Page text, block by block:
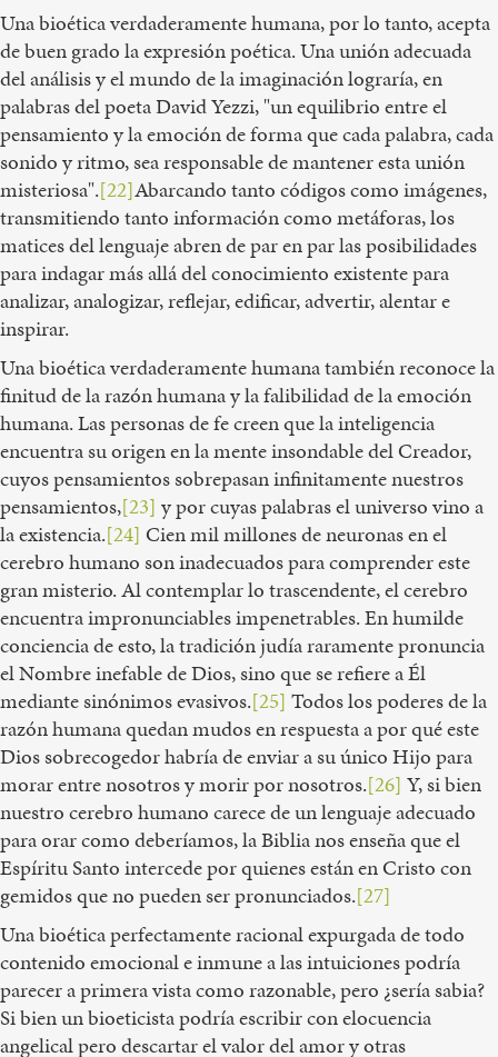
Una bioética verdaderamente humana, por lo tanto, acepta
de buen grado la expresión poética. Una unión adecuada
del análisis y el mundo de la imaginación lograría, en
palabras del poeta David Yezzi, "un equilibrio entre el
pensamiento y la emoción de forma que cada palabra, cada
sonido y ritmo, sea responsable de mantener esta unión
misteriosa".[22]Abarcando tanto códigos como imágenes,
transmitiendo tanto información como metáforas, los
matices del lenguaje abren de par en par las posibilidades
para indagar más allá del conocimiento existente para
analizar, analogizar, reflejar, edificar, advertir, alentar e
inspirar.
Una bioética verdaderamente humana también reconoce la
finitud de la razón humana y la falibilidad de la emoción
humana. Las personas de fe creen que la inteligencia
encuentra su origen en la mente insondable del Creador,
cuyos pensamientos sobrepasan infinitamente nuestros
pensamientos,[23] y por cuyas palabras el universo vino a
la existencia.[24] Cien mil millones de neuronas en el
cerebro humano son inadecuados para comprender este
gran misterio. Al contemplar lo trascendente, el cerebro
encuentra impronunciables impenetrables. En humilde
conciencia de esto, la tradición judía raramente pronuncia
el Nombre inefable de Dios, sino que se refiere a Él
mediante sinónimos evasivos.[25] Todos los poderes de la
razón humana quedan mudos en respuesta a por qué este
Dios sobrecogedor habría de enviar a su único Hijo para
morar entre nosotros y morir por nosotros.[26] Y, si bien
nuestro cerebro humano carece de un lenguaje adecuado
para orar como deberíamos, la Biblia nos enseña que el
Espíritu Santo intercede por quienes están en Cristo con
gemidos que no pueden ser pronunciados.[27]
Una bioética perfectamente racional expurgada de todo
contenido emocional e inmune a las intuiciones podría
parecer a primera vista como razonable, pero ¿sería sabia?
Si bien un bioeticista podría escribir con elocuencia
angelical pero descartar el valor del amor y otras